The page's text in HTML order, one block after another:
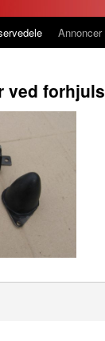
Annoncer
ved